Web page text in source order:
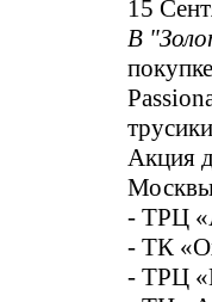
15
В
Акция
- ТРЦ
- ТК
- ТРЦ